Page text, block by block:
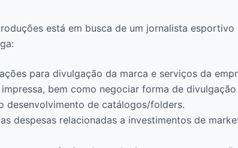
está em busca de um jornalista
para divulgação da marca e serviços da
bem como negociar forma de
desenvolvimento de catálogos/folders.
despesas relacionadas a investimentos de